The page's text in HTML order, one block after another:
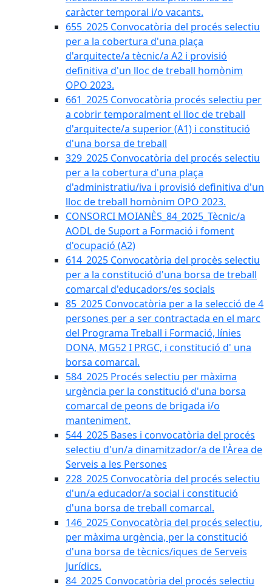
caràcter temporal i/o vacants.
655_2025 Convocatòria del procés selectiu
per a la cobertura d'una plaça
d'arquitecte/a tècnic/a A2 i provisió
definitiva d'un lloc de treball homònim
OPO 2023.
661_2025 Convocatòria procés selectiu per
a cobrir temporalment el lloc de treball
d'arquitecte/a superior (A1) i constitució
d'una borsa de treball
329_2025 Convocatòria del procés selectiu
per a la cobertura d'una plaça
d'administratiu/iva i provisió definitiva d'un
lloc de treball homònim OPO 2023.
CONSORCI MOIANÈS_84_2025_Tècnic/a
AODL de Suport a Formació i foment
d'ocupació (A2)
614_2025 Convocatòria del procès selectiu
per a la constitució d'una borsa de treball
comarcal d'educadors/es socials
85_2025 Convocatòria per a la selecció de 4
persones per a ser contractada en el marc
del Programa Treball i Formació, línies
DONA, MG52 I PRGC, i constitució d' una
borsa comarcal.
584_2025 Procés selectiu per màxima
urgència per la constitució d'una borsa
comarcal de peons de brigada i/o
manteniment.
544_2025 Bases i convocatòria del procés
selectiu d'un/a dinamitzador/a de l'Àrea de
Serveis a les Persones
228_2025 Convocatòria del procés selectiu
d'un/a educador/a social i constitució
d'una borsa de treball comarcal.
146_2025 Convocatòria del procés selectiu,
per màxima urgència, per la constitució
d'una borsa de tècnics/iques de Serveis
Jurídics.
84_2025 Convocatòria del procés selectiu